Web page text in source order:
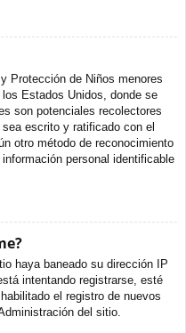
Protección de Niños menores
Estados Unidos, donde se
son potenciales recolectores
escrito y ratificado con el
otro método de reconocimiento
personal identificable
haya baneado su dirección IP
intentando registrarse, esté
el registro de nuevos
del sitio.